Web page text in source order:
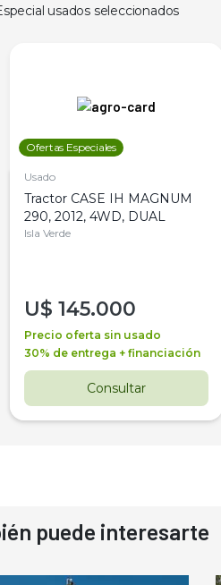
usados seleccionados
Ofertas Especiales
Usado
Tractor CASE IH MAGNUM
290, 2012, 4WD, DUAL
Isla Verde
U$ 145.000
Precio oferta sin usado
30% de entrega + financiación
Consultar
puede interesarte